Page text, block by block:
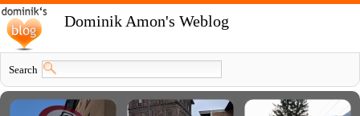
Dominik Amon's Weblog
Search